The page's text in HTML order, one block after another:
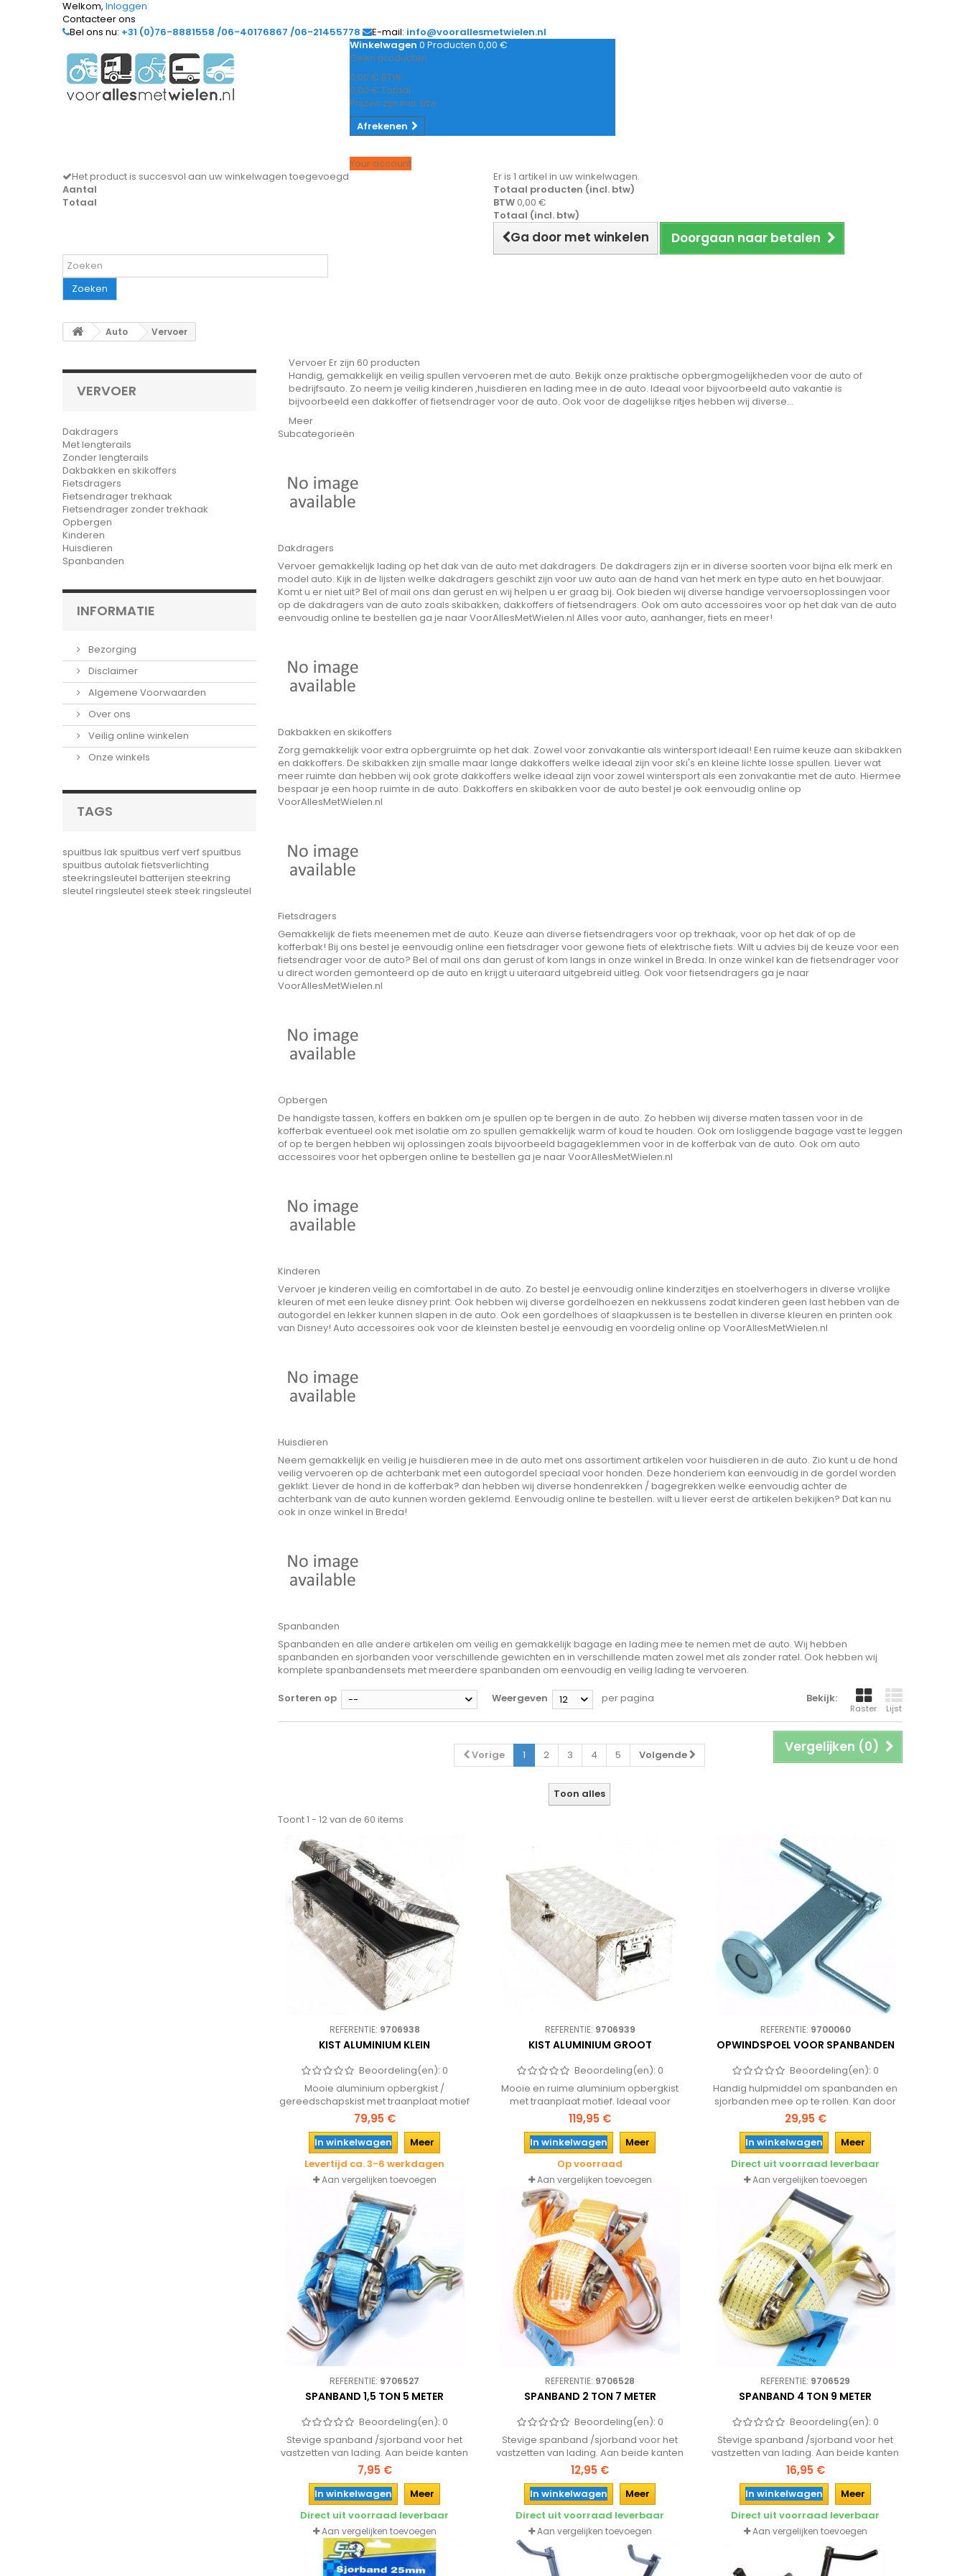
Welkom, Inloggen
Contacteer ons
Bel ons nu: +31 (0)76-8881558 /06-40176867 /06-21455778 E-mail: info@voorallesmetwielen.nl
Winkelwagen 0 Producten 0,00 €
Geen producten
0,00 € BTW
0,00 € Totaal
Prijzen zijn incl. btw
Afrekenen
Your account
Het product is succesvol aan uw winkelwagen toegevoegd
Aantal
Totaal
Er is 1 artikel in uw winkelwagen.
Totaal producten (incl. btw)
BTW 0,00 €
Totaal (incl. btw)
Ga door met winkelen Doorgaan naar betalen
Zoeken
Auto Vervoer
VERVOER
Dakdragers
Met lengterails
Zonder lengterails
Dakbakken en skikoffers
Fietsdragers
Fietsendrager trekhaak
Fietsendrager zonder trekhaak
Opbergen
Kinderen
Huisdieren
Spanbanden
INFORMATIE
Bezorging
Disclaimer
Algemene Voorwaarden
Over ons
Veilig online winkelen
Onze winkels
TAGS
spuitbus lak spuitbus verfverf spuitbus
spuitbus autolak fietsverlichting
steekringsleutel batterijen steekring
sleutel ringsleutel steek steek ringsleutel
VervoerEr zijn 60 producten
Handig, gemakkelijk en veilig spullen vervoeren met de auto. Bekijk onze praktische opbergmogelijkheden voor de auto of
bedrijfsauto. Zo neem je veilig kinderen ,huisdieren en lading mee in de auto. Ideaal voor bijvoorbeeld auto vakantie is
bijvoorbeeld een dakkoffer of fietsendrager voor de auto. Ook voor de dagelijkse ritjes hebben wij diverse...
Meer
Subcategorieën
Dakdragers
Vervoer gemakkelijk lading op het dak van de auto met dakdragers. De dakdragers zijn er in diverse soorten voor bijna elk merk en
model auto. Kijk in de lijsten welke dakdragers geschikt zijn voor uw auto aan de hand van het merk en type auto en het bouwjaar.
Komt u er niet uit? Bel of mail ons dan gerust en wij helpen u er graag bij. Ook bieden wij diverse handige vervoersoplossingen voor
op de dakdragers van de auto zoals skibakken, dakkoffers of fietsendragers. Ook om auto accessoires voor op het dak van de auto
eenvoudig online te bestellen ga je naar VoorAllesMetWielen.nl Alles voor auto, aanhanger, fiets en meer!
Dakbakken en skikoffers
Zorg gemakkelijk voor extra opbergruimte op het dak. Zowel voor zonvakantie als wintersport ideaal! Een ruime keuze aan skibakken
en dakkoffers. De skibakken zijn smalle maar lange dakkoffers welke ideaal zijn voor ski's en kleine lichte losse spullen. Liever wat
meer ruimte dan hebben wij ook grote dakkoffers welke ideaal zijn voor zowel wintersport als een zonvakantie met de auto. Hiermee
bespaar je een hoop ruimte in de auto. Dakkoffers en skibakken voor de auto bestel je ook eenvoudig online op
VoorAllesMetWielen.nl
Fietsdragers
Gemakkelijk de fiets meenemen met de auto. Keuze aan diverse fietsendragers voor op trekhaak, voor op het dak of op de
kofferbak! Bij ons bestel je eenvoudig online een fietsdrager voor gewone fiets of elektrische fiets. Wilt u advies bij de keuze voor een
fietsendrager voor de auto? Bel of mail ons dan gerust of kom langs in onze winkel in Breda. In onze winkel kan de fietsendrager voor
u direct worden gemonteerd op de auto en krijgt u uiteraard uitgebreid uitleg. Ook voor fietsendragers ga je naar
VoorAllesMetWielen.nl
Opbergen
De handigste tassen, koffers en bakken om je spullen op te bergen in de auto. Zo hebben wij diverse maten tassen voor in de
kofferbak eventueel ook met isolatie om zo spullen gemakkelijk warm of koud te houden. Ook om losliggende bagage vast te leggen
of op te bergen hebben wij oplossingen zoals bijvoorbeeld bagageklemmen voor in de kofferbak van de auto. Ook om auto
accessoires voor het opbergen online te bestellen ga je naar VoorAllesMetWielen.nl
Kinderen
Vervoer je kinderen veilig en comfortabel in de auto. Zo bestel je eenvoudig online kinderzitjes en stoelverhogers in diverse vrolijke
kleuren of met een leuke disney print. Ook hebben wij diverse gordelhoezen en nekkussens zodat kinderen geen last hebben van de
autogordel en lekker kunnen slapen in de auto. Ook een gordelhoes of slaapkussen is te bestellen in diverse kleuren en printen ook
van Disney! Auto accessoires ook voor de kleinsten bestel je eenvoudig en voordelig online op VoorAllesMetWielen.nl
Huisdieren
Neem gemakkelijk en veilig je huisdieren mee in de auto met ons assortiment artikelen voor huisdieren in de auto. Zio kunt u de hond
veilig vervoeren op de achterbank met een autogordel speciaal voor honden. Deze honderiem kan eenvoudig in de gordel worden
geklikt. Liever de hond in de kofferbak? dan hebben wij diverse hondenrekken / bagegrekken welke eenvoudig achter de
achterbank van de auto kunnen worden geklemd. Eenvoudig online te bestellen. wilt u liever eerst de artikelen bekijken? Dat kan nu
ook in onze winkel in Breda!
Spanbanden
Spanbanden en alle andere artikelen om veilig en gemakkelijk bagage en lading mee te nemen met de auto. Wij hebben
spanbanden en sjorbanden voor verschillende gewichten en in verschillende maten zowel met als zonder ratel. Ook hebben wij
komplete spanbandensets met meerdere spanbanden om eenvoudig en veilig lading te vervoeren.
Bekijk:
Raster Lijst
Sorteren op -- Weergeven 12 per pagina
Vergelijken (0)
Vorige 1 2 3 4 5 Volgende
Toon alles
Toont 1 - 12 van de 60 items
REFERENTIE: 9706938
KIST ALUMINIUM KLEIN
Beoordeling(en): 0
Mooie aluminium opbergkist /
gereedschapskist met traanplaat motief
79,95 €
In winkelwagen
Meer
Levertijd ca. 3-6 werkdagen
Aan vergelijken toevoegen
REFERENTIE: 9706939
KIST ALUMINIUM GROOT
Beoordeling(en): 0
Mooie en ruime aluminium opbergkist
met traanplaat motief. Ideaal voor
bijvoorbeeld aanhangwagen of pickup!
119,95 €
In winkelwagen
Meer
Op voorraad
Aan vergelijken toevoegen
REFERENTIE: 9700060
OPWINDSPOEL VOOR SPANBANDEN
Beoordeling(en): 0
Handig hulpmiddel om spanbanden en
sjorbanden mee op te rollen. Kan door
magnetische voet gemakkelijk aan een
voertuig worden bevestigd.
29,95 €
In winkelwagen
Meer
Direct uit voorraad leverbaar
Aan vergelijken toevoegen
REFERENTIE: 9706527
SPANBAND 1,5 TON 5 METER
Beoordeling(en): 0
Stevige spanband /sjorband voor het
vastzetten van lading. Aan beide kanten
voorzien van een haak.
7,95 €
In winkelwagen
Meer
Direct uit voorraad leverbaar
Aan vergelijken toevoegen
REFERENTIE: 9706528
SPANBAND 2 TON 7 METER
Beoordeling(en): 0
Stevige spanband /sjorband voor het
vastzetten van lading. Aan beide kanten
voorzien van een haak.
12,95 €
In winkelwagen
Meer
Direct uit voorraad leverbaar
Aan vergelijken toevoegen
REFERENTIE: 9706529
SPANBAND 4 TON 9 METER
Beoordeling(en): 0
Stevige spanband /sjorband voor het
vastzetten van lading. Aan beide kanten
voorzien van een haak.
16,95 €
In winkelwagen
Meer
Direct uit voorraad leverbaar
Aan vergelijken toevoegen